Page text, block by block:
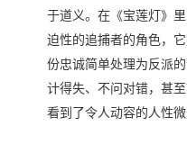
于道义。在《宝莲灯》
迫性的追捕者的角色，
份忠诚简单处理为反派
计得失、不问对错，甚
看到了令人动容的人性微